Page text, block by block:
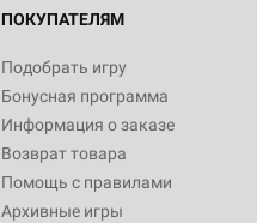
ПОКУПАТЕЛЯМ
Подобрать игру
Бонусная программа
Информация о заказе
Возврат товара
Помощь с правилами
Архивные игры